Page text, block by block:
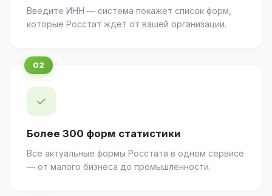
Введите ИНН — система покажет список форм,
которые Росстат ждёт от вашей организации.
✓
Более 300 форм статистики
Все актуальные формы Росстата в одном сервисе
— от малого бизнеса до промышленности.